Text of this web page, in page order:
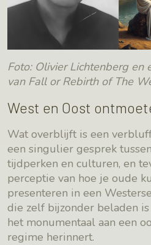
Foto: Olivier Lichtenberg en
van Fall or Rebirth of The
West en Oost
Wat overblijft is een
een singulier gesprek
tijdperken en culturen, en
perceptie van hoe je oude
presenteren in een
die zelf bijzonder beladen
het monumentaal aan een
regime herinnert.